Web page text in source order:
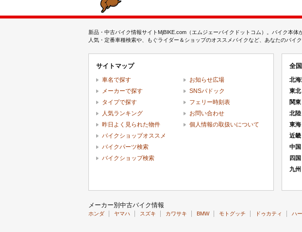
新品・中古バイク情報サイトMjBIKE.com（エムジェーバイクドットコム）。バイク本
人気・定番車種検索や、もぐライダー＆ショップのオススメバイクなど、あなたのバイ
サイトマップ
車名で探す
メーカーで探す
タイプで探す
人気ランキング
昨日よく見られた物件
バイクショップオススメ
バイクパーツ検索
バイクショップ検索
お知らせ広場
SNSパドック
フェリー時刻表
お問い合わせ
個人情報の取扱いについて
全
北
東北
関東
北
東海
近畿
中国
四国
九
メーカー別中古バイク情報
ホンダ ヤマハ スズキ カワサキ BMW モトグッチ ドゥカティ ハ